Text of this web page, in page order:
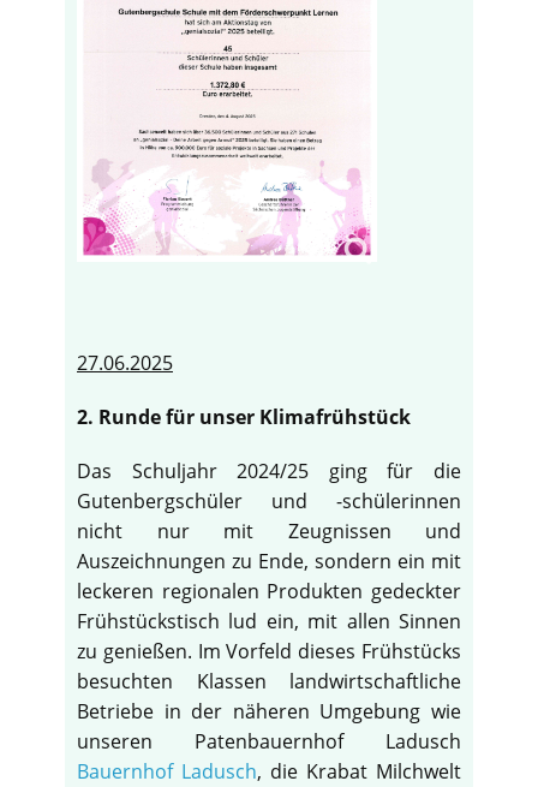
27.06.2025
2. Runde für unser Klimafrühstück
Das Schuljahr 2024/25 ging für die
Gutenbergschüler und -schülerinnen
nicht nur mit Zeugnissen und
Auszeichnungen zu Ende, sondern ein mit
leckeren regionalen Produkten gedeckter
Frühstückstisch lud ein, mit allen Sinnen
zu genießen. Im Vorfeld dieses Frühstücks
besuchten Klassen landwirtschaftliche
Betriebe in der näheren Umgebung wie
unseren Patenbauernhof Ladusch
Bauernhof Ladusch, die Krabat Milchwelt